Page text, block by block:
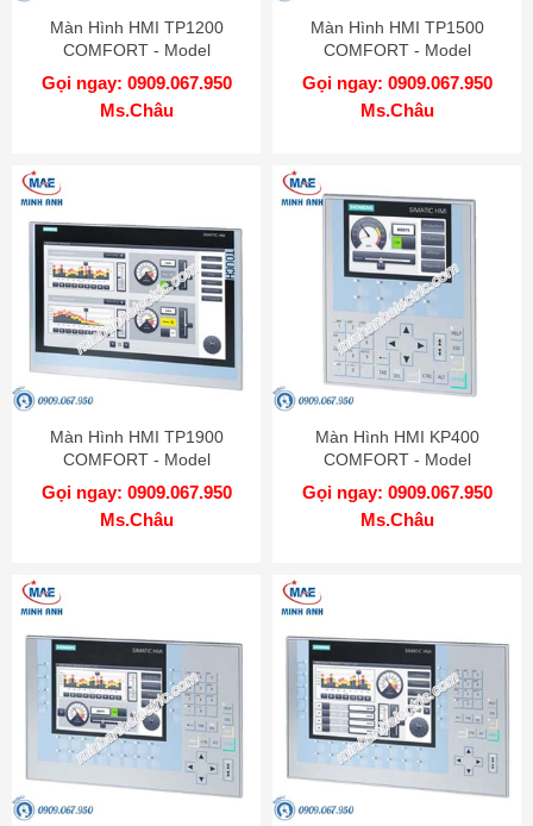
Màn Hình HMI TP1200
COMFORT - Model
6AV2124-0MC01-0AX0
Gọi ngay: 0909.067.950
Ms.Châu
Màn Hình HMI TP1500
COMFORT - Model
6AV2124-0QC02-0AX0
Gọi ngay: 0909.067.950
Ms.Châu
Màn Hình HMI TP1900
COMFORT - Model
6AV2124-0UC02-0AX0
Gọi ngay: 0909.067.950
Ms.Châu
Màn Hình HMI KP400
COMFORT - Model
6AV2124-1DC01-0AX0
Gọi ngay: 0909.067.950
Ms.Châu